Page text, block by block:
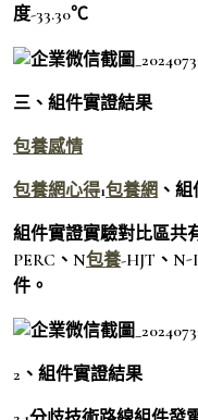
度-33.30℃
三、組件實證結果
包養感情
包養網心得1包養網 、
組件實證實驗對比區共
PERC、N包養-HJT、N-
件。
2、組件實證結果